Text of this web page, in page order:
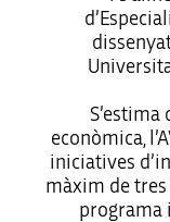
S’estima
econòmica,
iniciatives
màxim de
programa